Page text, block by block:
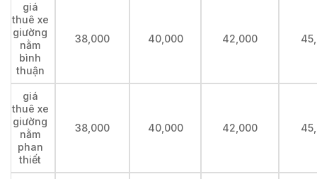
giá
thuê xe
giường
nằm
bình
thuận
38,000 40,000 42,000
giá
thuê xe
giường
nằm
phan
thiết
38,000 40,000 42,000